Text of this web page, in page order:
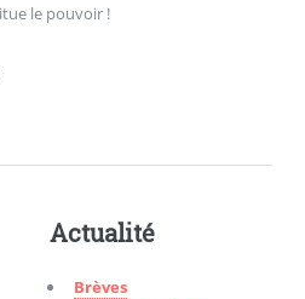
le pouvoir !
Actualité
Brèves